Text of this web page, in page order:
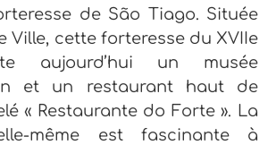
de São Tiago. Située
Ville, cette forteresse du XVIIe
aujourd’hui un musée
et un restaurant haut de
« Restaurante do Forte ». La
même est fascinante à